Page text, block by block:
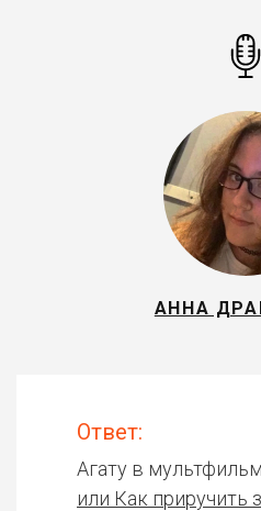
АННА
Ответ:
Агату в
или Как приручить